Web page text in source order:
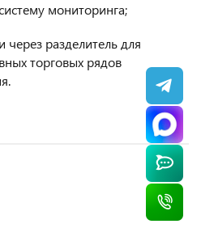
мониторинга;
через разделитель для
торговых рядов